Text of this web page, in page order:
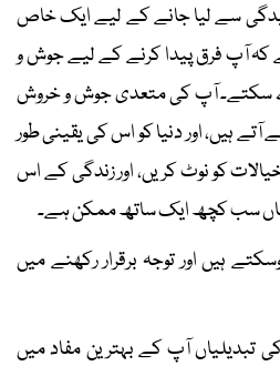
سے لیا جانے کے لیے ایک خاص
کہ آپ فرق پیدا کرنے کے لیے جوش و
آپ کی متعدی جوش و خروش
ہیں، اور دنیا کو اس کی یقینی طور
کو نوٹ کریں، اور زندگی کے اس
سب کچھ ایک ساتھ ممکن ہے۔
ہیں اور توجہ برقرار رکھنے میں
آپ کے بہترین مفاد میں